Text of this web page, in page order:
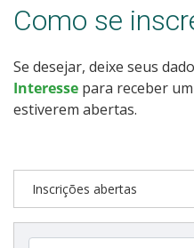
Transferências e Retornos
Vagas em Regime Especial
Provas e Gabaritos
Cadastro de interesse
Como se
Se desejar, deixe seus
Interesse para receber
estiverem abertas.
Inscrições abertas